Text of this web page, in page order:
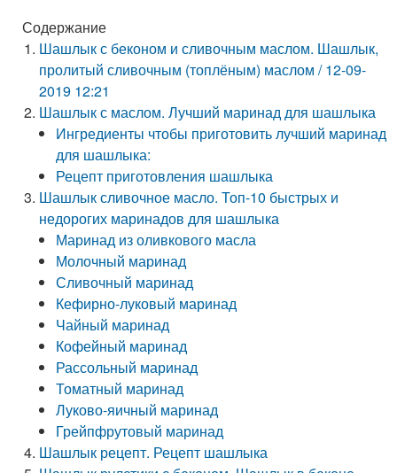
Содержание
Шашлык с беконом и сливочным маслом. Шашлык,
пролитый сливочным (топлёным) маслом / 12-09-
2019 12:21
Шашлык с маслом. Лучший маринад для шашлыка
Ингредиенты чтобы приготовить лучший маринад
для шашлыка:
Рецепт приготовления шашлыка
Шашлык сливочное масло. Топ-10 быстрых и
недорогих маринадов для шашлыка
Маринад из оливкового масла
Молочный маринад
Сливочный маринад
Кефирно-луковый маринад
Чайный маринад
Кофейный маринад
Рассольный маринад
Томатный маринад
Луково-яичный маринад
Грейпфрутовый маринад
Шашлык рецепт. Рецепт шашлыка